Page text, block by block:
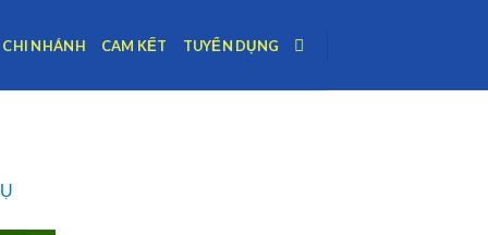
CHI NHÁNH CAM KẾT TUYỂN DỤNG